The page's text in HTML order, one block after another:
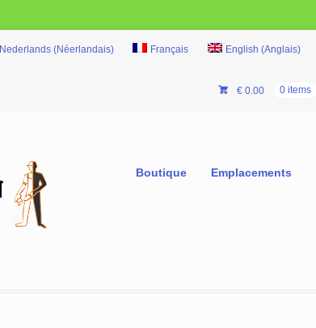
Nederlands(Néerlandais) Français English (Anglais)
€0.00 0 items
Boutique Emplacements